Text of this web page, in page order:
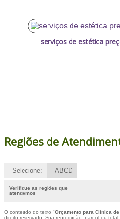
serviços de estética
Regiões de
Selecione: ABCD
Verifique as regiões que
atendemos
O conteúdo do texto "Orçamento para Clínica
direito reservado. Sua reprodução, parcial ou